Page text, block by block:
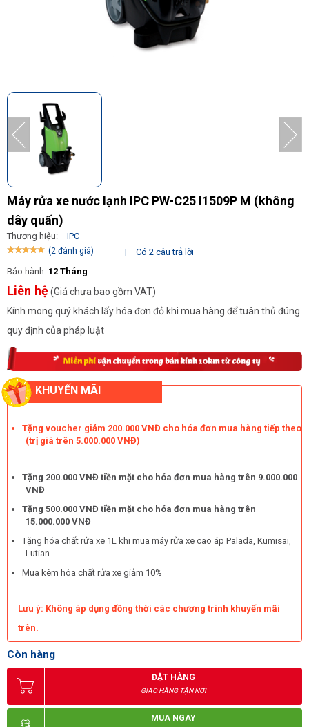
Máy rửa xe nước lạnh IPC PW-C25 I1509P M (không
dây quấn)
Thương hiệu: IPC
(2 đánh giá) |
Có 2 câu trả lời
Bảo hành: 12 Tháng
Liên hệ(Giá chưa bao gồm VAT)
Kính mong quý khách lấy hóa đơn đỏ khi mua hàng để tuân thủ đúng
quy định của pháp luật
KHUYẾN MÃI
Tặng voucher giảm 200.000 VNĐ cho hóa đơn mua hàng tiếp theo
(trị giá trên 5.000.000 VNĐ)
Tặng 200.000 VNĐ tiền mặt cho hóa đơn mua hàng trên 9.000.000
VNĐ
Tặng 500.000 VNĐ tiền mặt cho hóa đơn mua hàng trên
15.000.000 VNĐ
Tặng hóa chất rửa xe 1L khi mua máy rửa xe cao áp Palada, Kumisai,
Lutian
Mua kèm hóa chất rửa xe giảm 10%
Lưu ý: Không áp dụng đồng thời các chương trình khuyến mãi
trên.
Còn hàng
ĐẶT HÀNG
GIAO HÀNG TẬN NƠI
MUA NGAY